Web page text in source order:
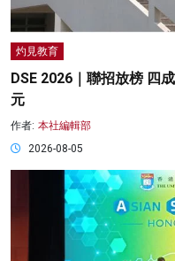
灼見教育
DSE 2026｜聯招放榜 四
元
作者: 本社編輯部
2026-08-05